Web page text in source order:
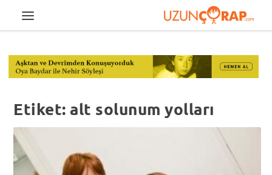
Etiket: alt solunum yolları